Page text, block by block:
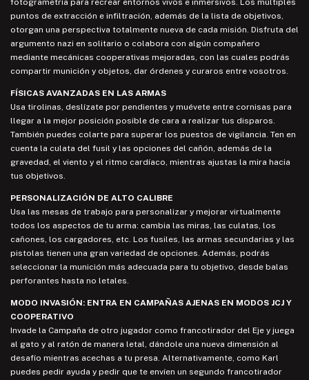
fotogrametría para recrear entornos vivos e inmersivos. Los múltiples
puntos de extracción e infiltración, además de la lista de objetivos,
otorgan una perspectiva totalmente nueva de cada misión. Disfruta del
argumento nazi en solitario o colabora con algún compañero
mediante mecánicas cooperativas mejoradas, con las cuales podrás
compartir munición y objetos, dar órdenes y curaros entre vosotros.
FÍSICAS AVANZADAS EN LAS ARMAS
Usa tirolinas, deslízate por pendientes y muévete entre cornisas para
llegar a la mejor posición posible de cara a realizar tus disparos.
También puedes colarte para superar los puestos de vigilancia. Ten en
cuenta la culata del fusil y las opciones del cañón, además de la
gravedad, el viento y el ritmo cardíaco, mientras ajustas la mira hacia
tus objetivos.
PERSONALIZACIÓN DE ALTO CALIBRE
Usa las mesas de trabajo para personalizar y mejorar virtualmente
todos los aspectos de tu arma: cambia las miras, las culatas, los
cañones, los cargadores, etc. Los fusiles, las armas secundarias y las
pistolas tienen una gran variedad de opciones. Además, podrás
seleccionar la munición más adecuada para tu objetivo, desde balas
perforantes hasta no letales.
MODO INVASIÓN: ENTRA EN CAMPAÑAS AJENAS EN MODOS JCJ Y
COOPERATIVO
Invade la Campaña de otro jugador como francotirador del Eje y juega
al gato y al ratón de manera letal, dándole una nueva dimensión al
desafío mientras acechas a tu presa. Alternativamente, como Karl
puedes pedir ayuda y pedir que te envíen un segundo francotirador